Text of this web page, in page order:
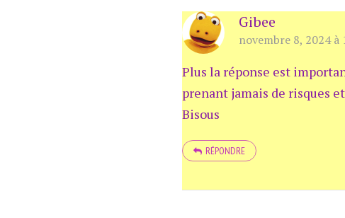
Gibee
novembre 8, 2024 à
Plus la réponse est
prenant jamais de risques
Bisous
RÉPONDRE